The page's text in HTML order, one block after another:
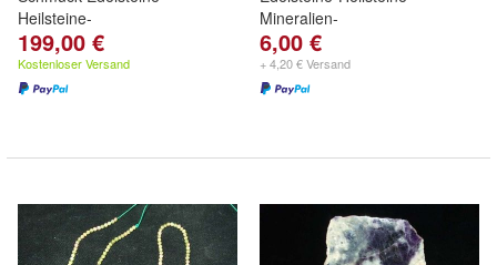
Heilsteine-
199,00 €
Kostenloser Versand
Mineralien-
6,00 €
+ 4,20 € Versand